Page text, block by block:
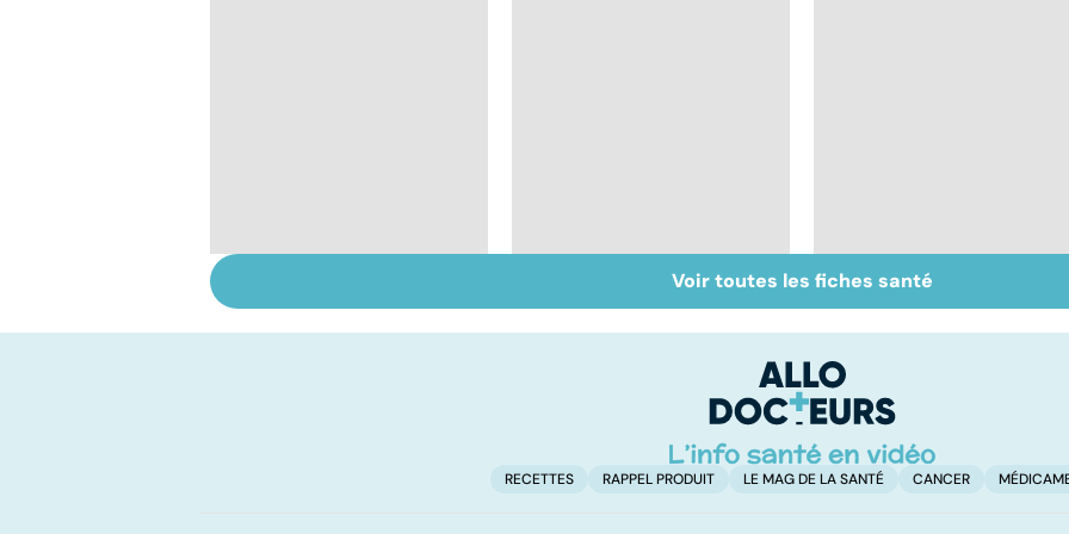
d'une enquête
Maladie de Lyme,
quand les tiques
Tout savoir sur les
infections
Voir toutes les fiches santé
RECETTES RAPPEL PRODUIT LE MAG DE LA SANTÉ CANCER